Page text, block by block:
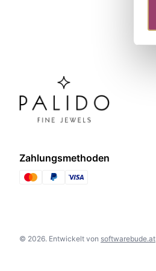
Zahlungsmethoden
© 2026. Entwickelt von softwarebude.at